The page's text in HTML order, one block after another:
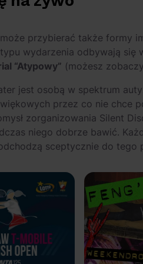
przybierać także formy
wydarzenia odbywają się
“Atypowy” (możesz
jest osobą w spektrum
przez co nie chce
zorganizowania Silent
niego dobrze bawić.
sceptycznie do tego